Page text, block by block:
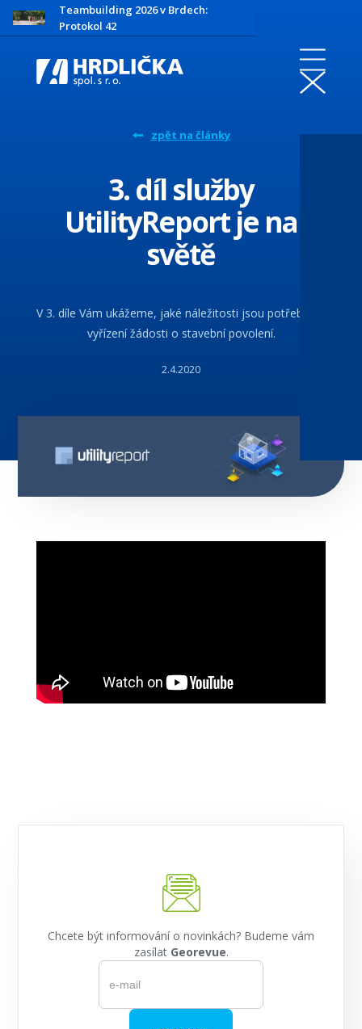
Teambuilding 2026 v Brdech:
Protokol 42
zpět na články
3. díl služby
UtilityReport je na
světě
V 3. díle Vám ukážeme, jaké náležitosti jsou potřeba při
vyřízení žádosti o stavební povolení.
2.4.2020
Chcete být informování o novinkách? Budeme vám
zasílat Georevue.